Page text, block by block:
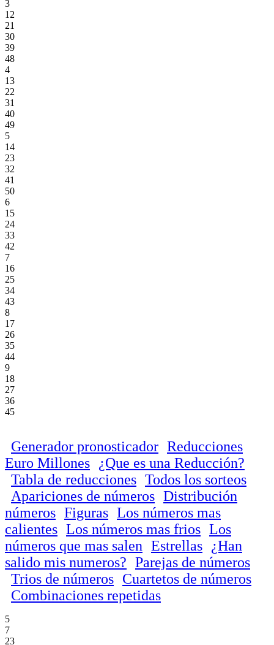
3
12
21
30
39
48
4
13
22
31
40
49
5
14
23
32
41
50
6
15
24
33
42
7
16
25
34
43
8
17
26
35
44
9
18
27
36
45
Generador pronosticador Reducciones
Euro Millones
¿Que es una Reducción?
Tabla de reducciones Todos los sorteos
Apariciones de números Distribución
números Figuras Los números mas
calientes Los números mas frios Los
números que mas salen Estrellas
¿Han
salido mis numeros? Parejas de números
Trios de números Cuartetos de números
Combinaciones repetidas
5
7
23